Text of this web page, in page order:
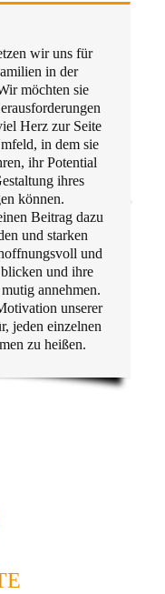
wir uns für
in der
möchten sie
Herz zur Seite
in dem sie
ihr Potential
ihres
können.
Beitrag dazu
und starken
und
und ihre
annehmen.
unserer
jeden einzelnen
zu heißen.